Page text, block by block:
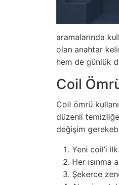
aramalarında
olan anahtar
hem de günlük
Coil
Coil ömrü
düzenli temizliğe
değişim
Yeni coil’i
Her
Şekerce